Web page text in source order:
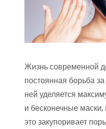
Жизнь современной
постоянная борьба
ней уделяется
и бесконечные
это закупоривает